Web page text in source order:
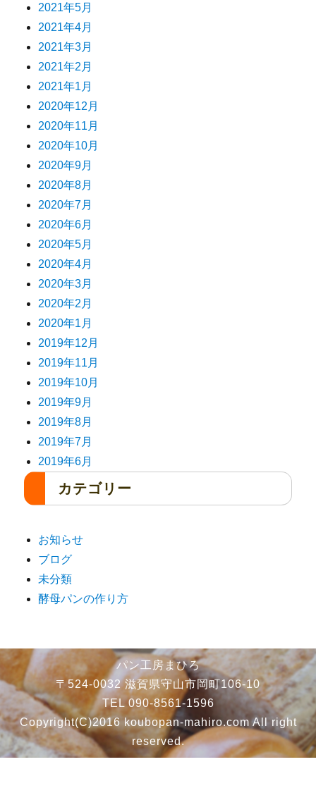
2021年5月
2021年4月
2021年3月
2021年2月
2021年1月
2020年12月
2020年11月
2020年10月
2020年9月
2020年8月
2020年7月
2020年6月
2020年5月
2020年4月
2020年3月
2020年2月
2020年1月
2019年12月
2019年11月
2019年10月
2019年9月
2019年8月
2019年7月
2019年6月
カテゴリー
お知らせ
ブログ
未分類
酵母パンの作り方
パン工房まひろ
〒524-0032 滋賀県守山市岡町106-10
TEL 090-8561-1596
Copyright(C)2016 koubopan-mahiro.com All right
reserved.